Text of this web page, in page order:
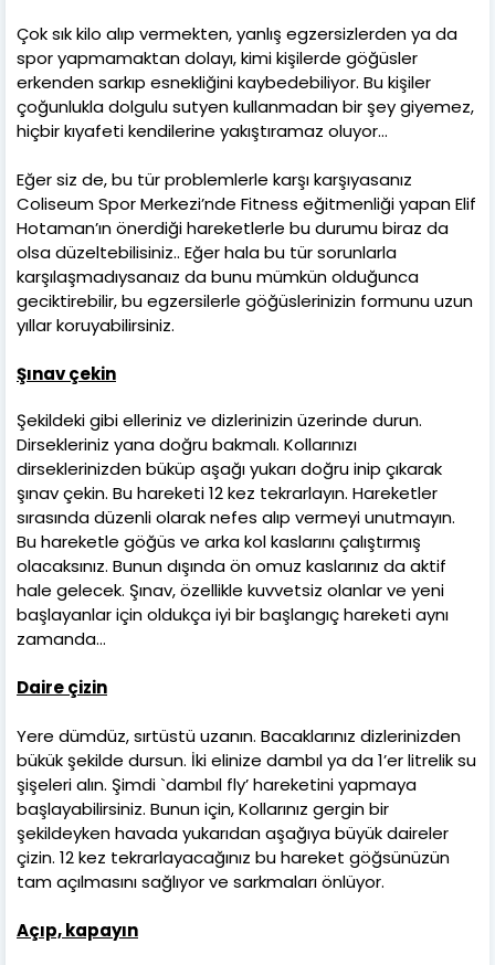
Çok sık kilo alıp vermekten, yanlış egzersizlerden ya da
spor yapmamaktan dolayı, kimi kişilerde göğüsler
erkenden sarkıp esnekliğini kaybedebiliyor. Bu kişiler
çoğunlukla dolgulu sutyen kullanmadan bir şey giyemez,
hiçbir kıyafeti kendilerine yakıştıramaz oluyor…
Eğer siz de, bu tür problemlerle karşı karşıyasanız
Coliseum Spor Merkezi’nde Fitness eğitmenliği yapan Elif
Hotaman’ın önerdiği hareketlerle bu durumu biraz da
olsa düzeltebilisiniz.. Eğer hala bu tür sorunlarla
karşılaşmadıysanaız da bunu mümkün olduğunca
geciktirebilir, bu egzersilerle göğüslerinizin formunu uzun
yıllar koruyabilirsiniz.
Şınav çekin
Şekildeki gibi elleriniz ve dizlerinizin üzerinde durun.
Dirsekleriniz yana doğru bakmalı. Kollarınızı
dirseklerinizden büküp aşağı yukarı doğru inip çıkarak
şınav çekin. Bu hareketi 12 kez tekrarlayın. Hareketler
sırasında düzenli olarak nefes alıp vermeyi unutmayın.
Bu hareketle göğüs ve arka kol kaslarını çalıştırmış
olacaksınız. Bunun dışında ön omuz kaslarınız da aktif
hale gelecek. Şınav, özellikle kuvvetsiz olanlar ve yeni
başlayanlar için oldukça iyi bir başlangıç hareketi aynı
zamanda…
Daire çizin
Yere dümdüz, sırtüstü uzanın. Bacaklarınız dizlerinizden
bükük şekilde dursun. İki elinize dambıl ya da 1’er litrelik su
şişeleri alın. Şimdi `dambıl fly’ hareketini yapmaya
başlayabilirsiniz. Bunun için, Kollarınız gergin bir
şekildeyken havada yukarıdan aşağıya büyük daireler
çizin. 12 kez tekrarlayacağınız bu hareket göğsünüzün
tam açılmasını sağlıyor ve sarkmaları önlüyor.
Açıp, kapayın